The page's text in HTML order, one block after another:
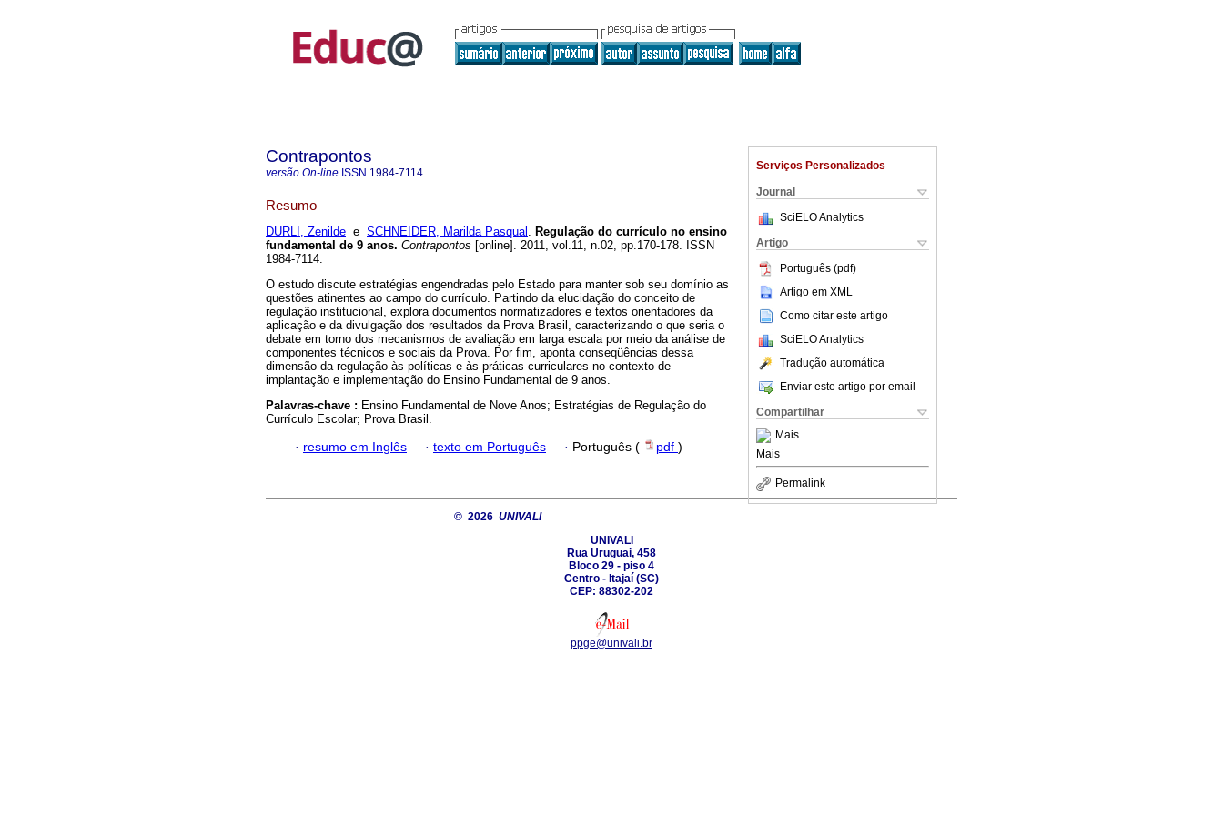
Serviços Personalizados
Journal
SciELO Analytics
Artigo
Português (pdf)
Artigo em XML
Como citar este artigo
SciELO Analytics
Tradução automática
Enviar este artigo por email
Compartilhar
Mais
Mais
Permalink
Contrapontos
versão On-line ISSN 1984-7114
Resumo
DURLI, Zenilde e SCHNEIDER, Marilda Pasqual . Regulação do currículo no ensino
fundamental de 9 anos. Contrapontos [online]. 2011, vol.11, n.02, pp.170-178. ISSN
1984-7114.
O estudo discute estratégias engendradas pelo Estado para manter sob seu domínio as
questões atinentes ao campo do currículo. Partindo da elucidação do conceito de
regulação institucional, explora documentos normatizadores e textos orientadores da
aplicação e da divulgação dos resultados da Prova Brasil, caracterizando o que seria o
debate em torno dos mecanismos de avaliação em larga escala por meio da análise de
componentes técnicos e sociais da Prova. Por fim, aponta conseqüências dessa
dimensão da regulação às políticas e às práticas curriculares no contexto de
implantação e implementação do Ensino Fundamental de 9 anos.
Palavras-chave : Ensino Fundamental de Nove Anos; Estratégias de Regulação do
Currículo Escolar; Prova Brasil.
· resumo em Inglês · texto em Português · Português ( pdf )
© 2026 UNIVALI
UNIVALI
Rua Uruguai, 458
Bloco 29 - piso 4
Centro - Itajaí­ (SC)
CEP: 88302-202
ppge@univali.br